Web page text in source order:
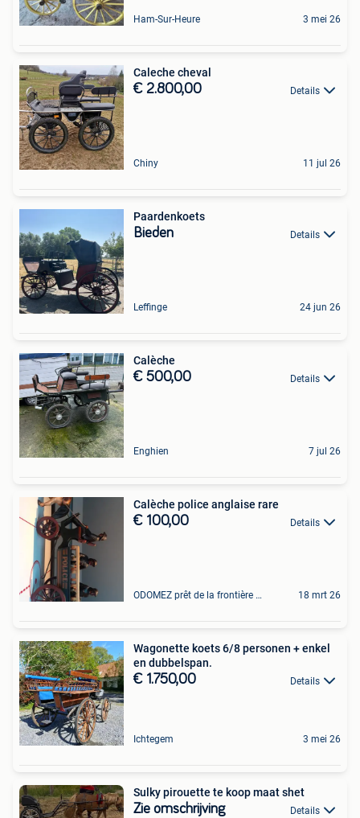
Ham-Sur-Heure 3 mei 26
Caleche cheval
€ 2.800,00 Details
Chiny 11 jul 26
Paardenkoets
Bieden Details
Leffinge 24 jun 26
Calèche
€ 500,00 Details
Enghien 7 jul 26
Calèche police anglaise rare
€ 100,00 Details
ODOMEZ prêt de la frontière perwez 18 mrt 26
Wagonette koets 6/8 personen + enkel
en dubbelspan.
€ 1.750,00 Details
Ichtegem 3 mei 26
Sulky pirouette te koop maat shet
Zie omschrijving Details